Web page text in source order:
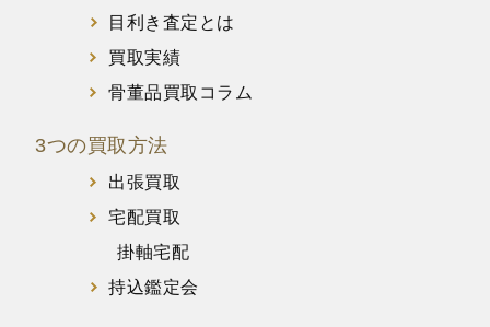
目利き査定とは
買取実績
骨董品買取コラム
3つの買取方法
出張買取
宅配買取
掛軸宅配
持込鑑定会